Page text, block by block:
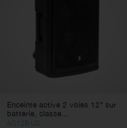
Enceinte active 2 voies 12" sur
batterie, classe...
AS12B US